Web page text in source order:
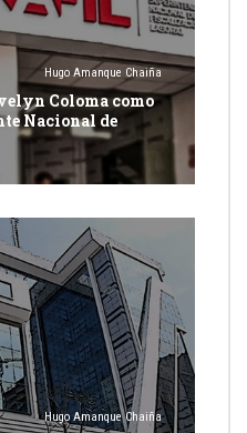
Hugo Amanque Chaiña
Coloma como
Nacional de
Hugo Amanque Chaiña